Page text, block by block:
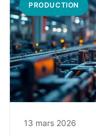
PRODUCTION
13 mars 2026